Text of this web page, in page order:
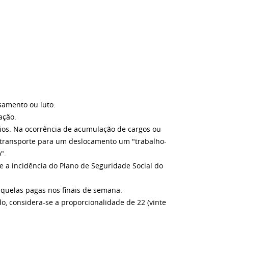
ou luto.
Na ocorrência de acumulação de cargos ou
para um deslocamento um "trabalho-
incidência do Plano de Seguridade Social do
pagas nos finais de semana.
considera-se a proporcionalidade de 22 (vinte